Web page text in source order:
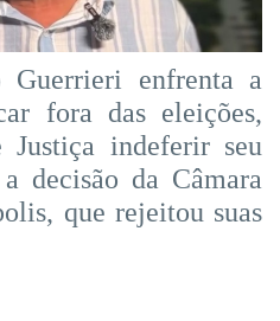
Guerrieri enfrenta a
fora das eleições,
indeferir seu
decisão da Câmara
que rejeitou suas